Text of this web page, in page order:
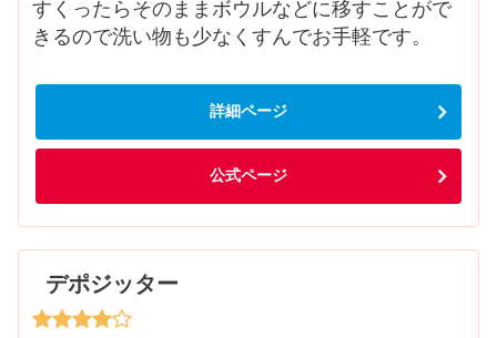
すくったらそのままボウルなどに移すことがで
きるので洗い物も少なくすんでお手軽です。
詳細ページ
公式ページ
デポジッター